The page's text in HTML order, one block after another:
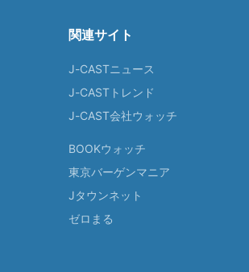
関連サイト
J-CASTニュース
J-CASTトレンド
J-CAST会社ウォッチ
BOOKウォッチ
東京バーゲンマニア
Jタウンネット
ゼロまる